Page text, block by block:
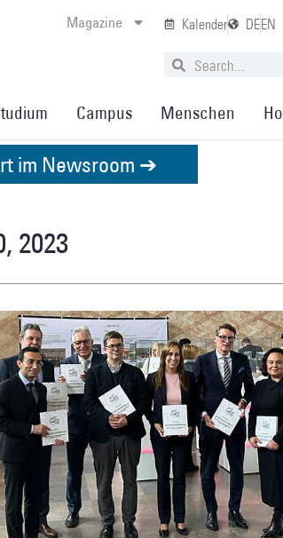
Magazine Kalender DEEN
Campus Menschen
im Newsroom ➔
2023